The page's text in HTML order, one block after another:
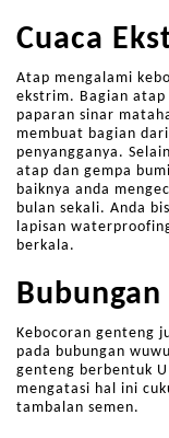
Cuaca
Atap mengalami
ekstrim. Bagian atap
paparan sinar
membuat bagian
penyangganya.
atap dan gempa
baiknya anda
bulan sekali. Anda
lapisan
berkala.
Kebocoran genteng
pada bubungan
genteng berbentuk
mengatasi hal ini
tambalan semen.